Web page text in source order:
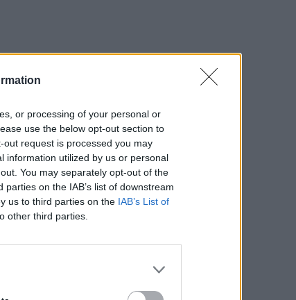
or processing of your personal or
use the below opt-out section to
request is processed you may
information utilized by us or personal
You may separately opt-out of the
on the IAB’s list of downstream
us to third parties on the IAB’s List of
other third parties.
cechą jego
spójników